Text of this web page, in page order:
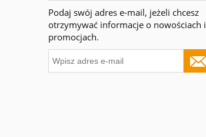
Podaj swój adres e-mail, jeżeli chcesz
otrzymywać informacje o nowościach i
promocjach.